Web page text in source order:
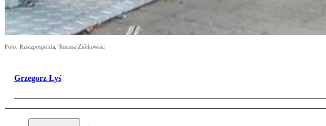
Foto: Rzeczpospolita, Tomasz Ziółkowski
Grzegorz Łyś